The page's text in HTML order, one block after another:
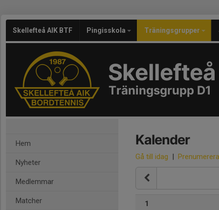
Skellefteå AIK BTF Pingisskola Träningsgrupper
Skellefteå
Träningsgrupp D1
Hem
Nyheter
Medlemmar
Matcher
Kalender
Gå till idag | Prenumerera
1